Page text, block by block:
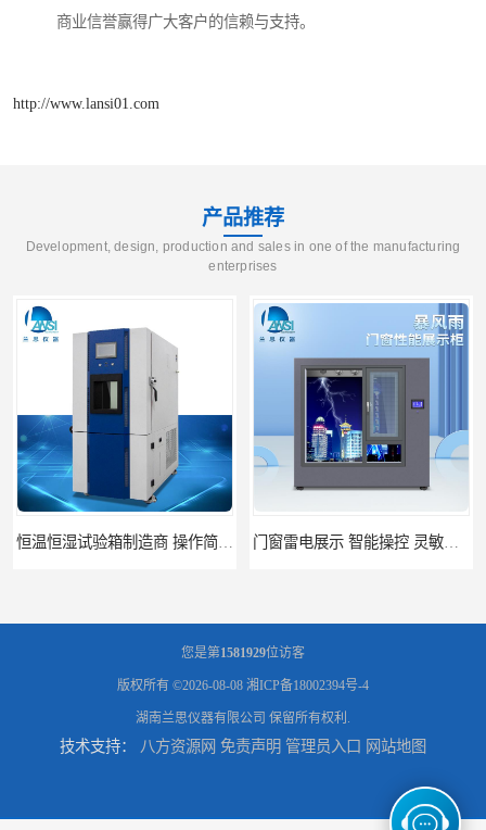
商业信誉赢得广大客户的信赖与支持。
http://www.lansi01.com
产品推荐
Development, design, production and sales in one of the manufacturing
enterprises
恒温恒湿试验箱制造商 操作简单 美观实用 清洁更方便 门窗雷电展示 智能操控 灵敏方便
高低温恒温试验箱 彩屏操作 移动和放置方便 门窗暴风雨展示设备 简洁灵敏 灵敏方便
您是第1581929位访客
版权所有 ©2026-08-08 湘ICP备18002394号-4
湖南兰思仪器有限公司 保留所有权利.
技术支持： 八方资源网 免责声明 管理员入口 网站地图